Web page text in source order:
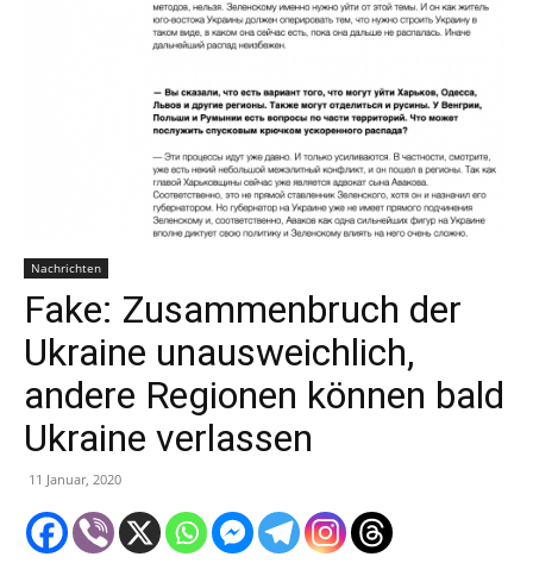
Nachrichten
Fake: Zusammenbruch der
Ukraine unausweichlich,
andere Regionen können bald
Ukraine verlassen
11 Januar, 2020